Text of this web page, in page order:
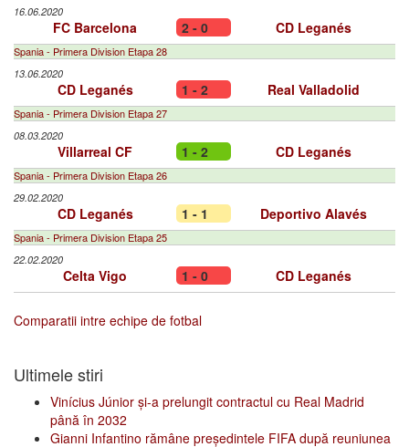
16.06.2020
FC Barcelona 2 - 0 CD Leganés
Spania - Primera Division Etapa 28
13.06.2020
CD Leganés 1 - 2 Real Valladolid
Spania - Primera Division Etapa 27
08.03.2020
Villarreal CF 1 - 2 CD Leganés
Spania - Primera Division Etapa 26
29.02.2020
CD Leganés 1 - 1 Deportivo Alavés
Spania - Primera Division Etapa 25
22.02.2020
Celta Vigo 1 - 0 CD Leganés
Comparatii intre echipe de fotbal
Ultimele stiri
Vinícius Júnior și-a prelungit contractul cu Real Madrid
până în 2032
Gianni Infantino rămâne președintele FIFA după reuniunea